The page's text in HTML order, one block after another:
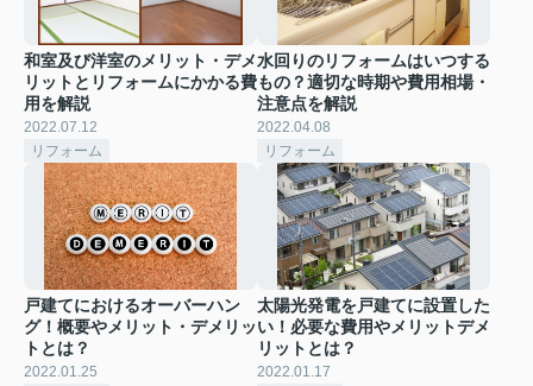
和室及び洋室のメリット・デメ
リットとリフォームにかかる費
用を解説
2022.07.12
リフォーム
水回りのリフォームはいつする
もの？適切な時期や費用相場・
注意点を解説
2022.04.08
リフォーム
戸建てにおけるオーバーハン
グ！概要やメリット・デメリッ
トとは？
2022.01.25
太陽光発電を戸建てに設置した
い！必要な費用やメリットデメ
リットとは？
2022.01.17